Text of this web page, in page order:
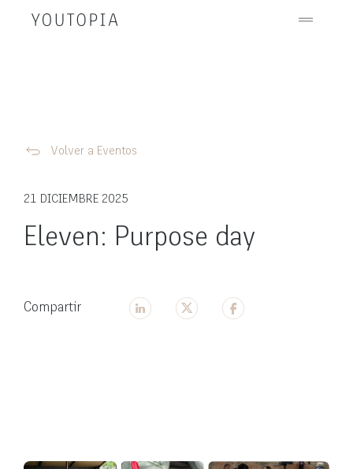
Volver a Eventos
21 DICIEMBRE 2025
Eleven: Purpose day
Compartir